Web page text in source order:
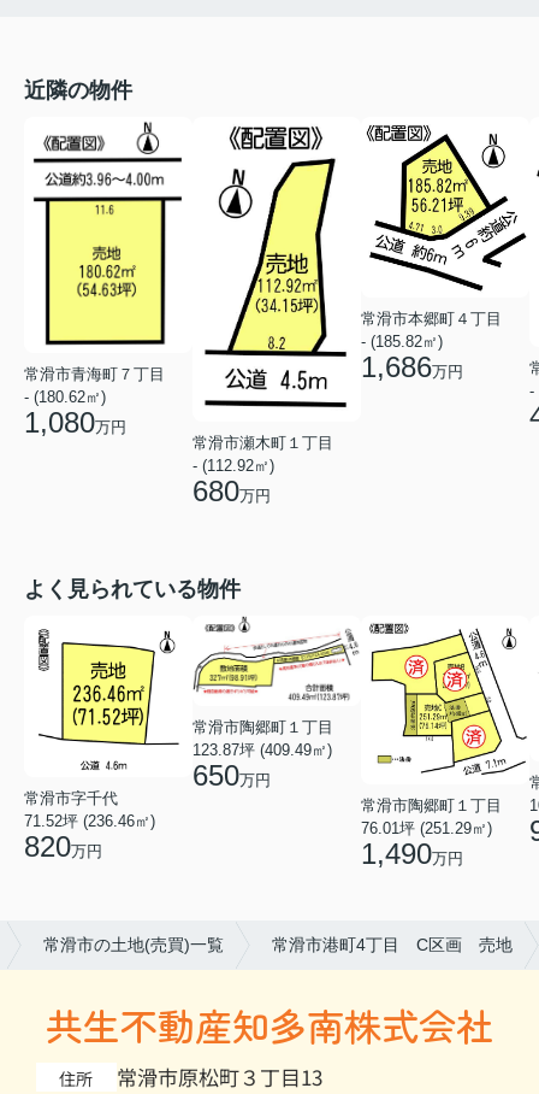
近隣の物件
常滑市青海町７丁目
- (180.62㎡)
1,080万円
常滑市瀬木町１丁目
- (112.92㎡)
680万円
常滑市本郷町４丁目
- (185.82㎡)
1,686万円
-
よく見られている物件
常滑市字千代
71.52坪 (236.46㎡)
820万円
常滑市陶郷町１丁目
123.87坪 (409.49㎡)
650万円
常滑市陶郷町１丁目
76.01坪 (251.29㎡)
1,490万円
常滑市の土地(売買)一覧 常滑市港町4丁目 C区画 売地
共生不動産知多南株式会社
住所 常滑市原松町３丁目13